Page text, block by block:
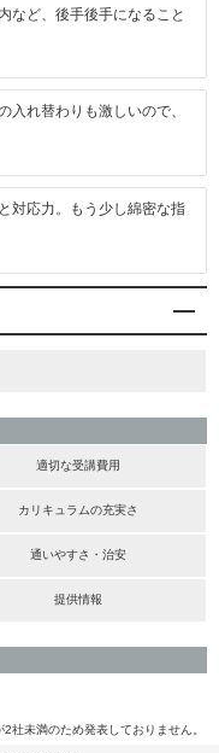
など、後手後手になること
入れ替わりも激しいので、
対応力。もう少し綿密な指
適切な受講費用
カリキュラムの充実さ
通いやすさ・治安
提供情報
未満のため発表しておりません。